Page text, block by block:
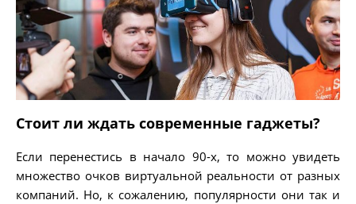
Стоит ли ждать современные гаджеты?
Если перенестись в начало 90-х, то можно увидеть
множество очков виртуальной реальности от разных
компаний. Но, к сожалению, популярности они так и